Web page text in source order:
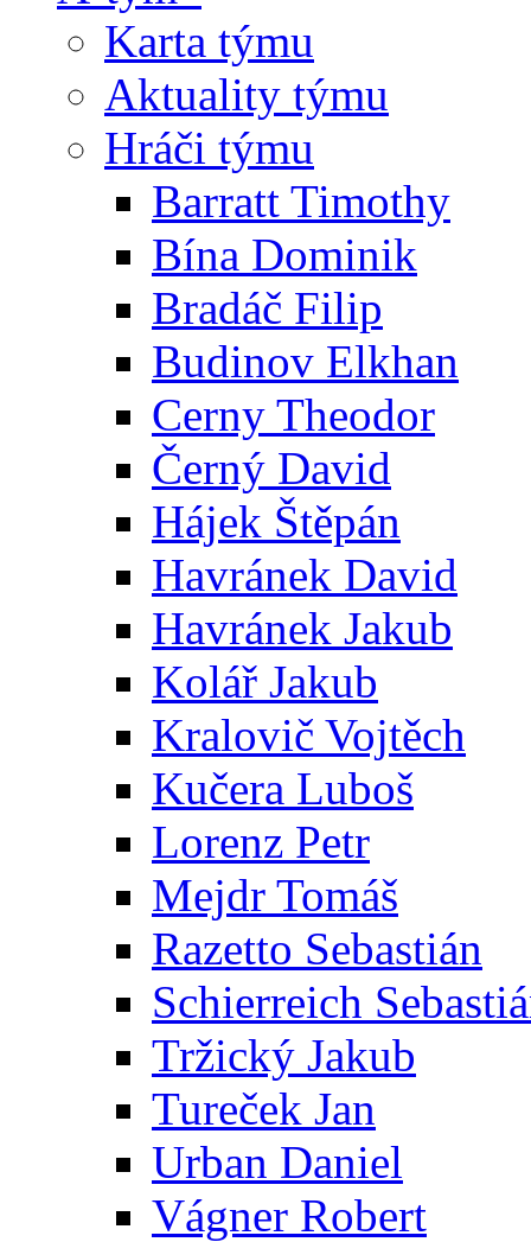
Karta týmu
Aktuality týmu
Hráči týmu
Barratt Timothy
Bína Dominik
Bradáč Filip
Budinov Elkhan
Cerny Theodor
Černý David
Hájek Štěpán
Havránek David
Havránek Jakub
Kolář Jakub
Kralovič Vojtěch
Kučera Luboš
Lorenz Petr
Mejdr Tomáš
Razetto Sebastián
Schierreich
Tržický Jakub
Tureček Jan
Urban Daniel
Vágner Robert